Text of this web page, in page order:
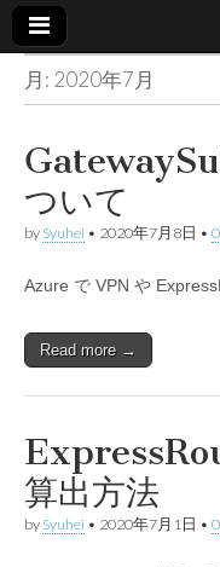
Made
月: 2020年7月
ついて
by Syuhei • 2020年7月8日 •
Azure で VPN や
Read more →
算出方法
by Syuhei • 2020年7月1日 •